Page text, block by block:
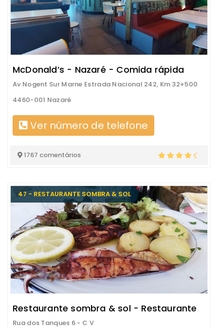
McDonald’s - Nazaré - Comida rápida
Av Nogent Sur Marne Estrada Nacional 242, Km 32+500
4460-001 Nazaré
Ver número de telefone
1767 comentários
47 - RESTAURANTE SOMBRA & SOL
Restaurante sombra & sol - Restaurante
Rua dos Tanques 6 - C V